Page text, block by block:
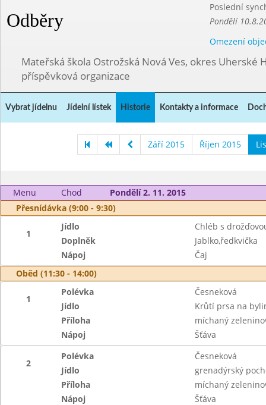
Odběry
Poslední
Pondělí
Omezení
Mateřská škola Ostrožská Nová Ves, okres Uherské
příspěvková organizace
Vybrat jídelnu Jídelní lístek Historie Kontakty a informace
Září 2015 Říjen 2015
Menu Chod
Pondělí 2. 11. 2015
Přesnídávka (9:00 - 9:30)
1
Jídlo
Chléb s
Doplněk
Jablko,ředkvička
Nápoj
Čaj
Oběd (11:30 - 14:00)
1
Polévka
Česneková
Jídlo
Krůtí prsa na
Příloha
míchaný
Nápoj
Šťáva
2
Polévka
Česneková
Jídlo
grenadýrský
Příloha
míchaný
Nápoj
Šťáva